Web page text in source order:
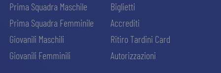
Prima Squadra Maschile
Prima Squadra Femminile
Giovanili Maschili
Giovanili Femminili
Biglietti
Accrediti
Ritiro Tardini Card
Autorizzazioni